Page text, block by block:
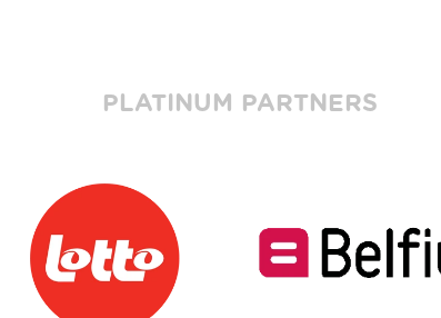
PLATINUM PARTNERS